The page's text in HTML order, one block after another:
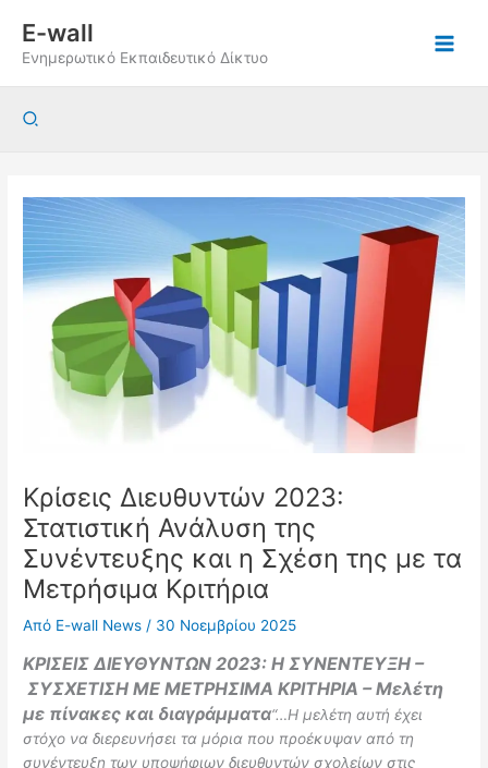
περιεχόμενο
E-wall
Ενημερωτικό Εκπαιδευτικό Δίκτυο
Αναζήτηση
Κρίσεις Διευθυντών 2023:
Στατιστική Ανάλυση της
Συνέντευξης και η Σχέση της με τα
Μετρήσιμα Κριτήρια
Από E-wall News/ 30 Νοεμβρίου 2025
ΚΡΙΣΕΙΣ ΔΙΕΥΘΥΝΤΩΝ 2023: Η ΣΥΝΕΝΤΕΥΞΗ –
ΣΥΣΧΕΤΙΣΗ ΜΕ ΜΕΤΡΗΣΙΜΑ ΚΡΙΤΗΡΙΑ – Μελέτη
με πίνακες και διαγράμματα“…Η μελέτη αυτή έχει
στόχο να διερευνήσει τα μόρια που προέκυψαν από τη
συνέντευξη των υποψήφιων διευθυντών σχολείων στις